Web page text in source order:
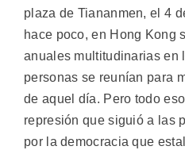
plaza de Tiananmen, el 4
hace poco, en Hong Kong
anuales multitudinarias en
personas se reunían para
de aquel día. Pero todo
represión que siguió a las
por la democracia que